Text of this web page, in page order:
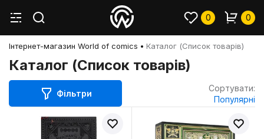
0 0
Інтернет-магазин World of comics Каталог (Список товарів)
Каталог (Список товарів)
Фільтри
Сортувати:
Популярні